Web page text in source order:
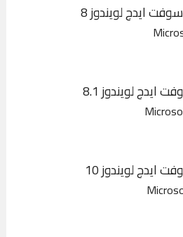
ايدج لويندوز 8
لويندوز 8.1
لويندوز 10